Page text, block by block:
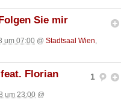
Sie mir
um 07:00 @ Stadtsaal Wien,
1
Florian
um 23:00 @